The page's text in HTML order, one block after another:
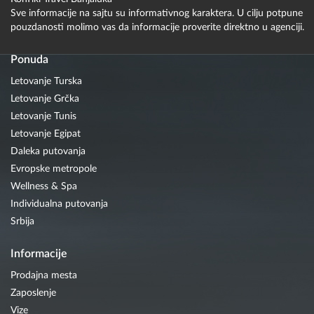
Sve informacije na sajtu su informativnog karaktera. U cilju potpune
pouzdanosti molimo vas da informacije proverite direktno u agenciji.
Ponuda
Letovanje Turska
Letovanje Grčka
Letovanje Tunis
Letovanje Egipat
Daleka putovanja
Evropske metropole
Wellness & Spa
Individualna putovanja
Srbija
Informacije
Prodajna mesta
Zaposlenje
Vize